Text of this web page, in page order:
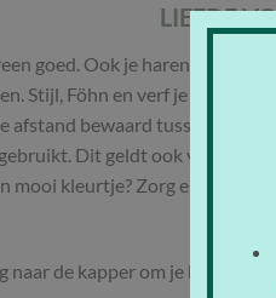
LIEFDE
goed. Ook je haren. Het is
Stijl, Föhn en verf je haren
afstand bewaard tussen de
gebruikt. Dit geldt ook voor het
mooi kleurtje? Zorg er voor
naar de kapper om je haren te